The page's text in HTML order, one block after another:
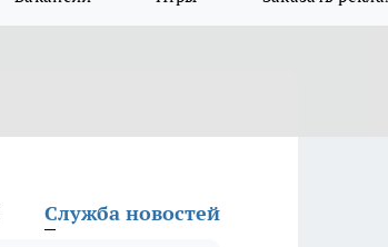
Служба новостей